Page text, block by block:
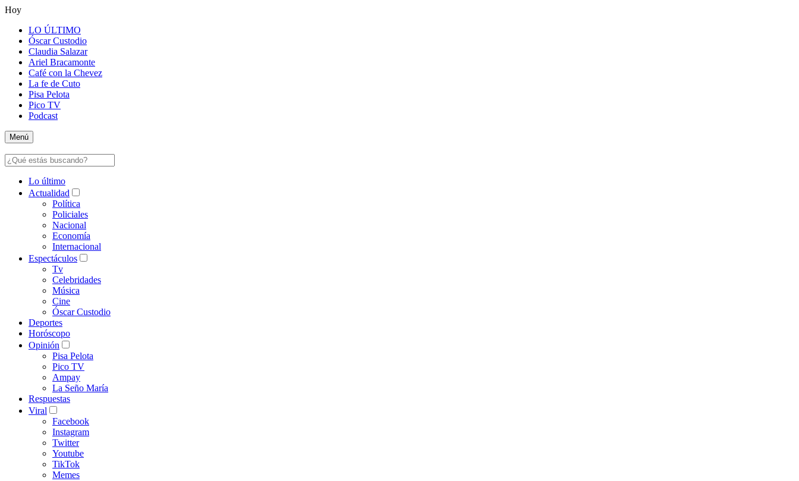
Hoy
LO ÚLTIMO
Óscar Custodio
Claudia Salazar
Ariel Bracamonte
Café con la Chevez
La fe de Cuto
Pisa Pelota
Pico TV
Podcast
Menú
Lo último
Actualidad
Política
Policiales
Nacional
Economía
Internacional
Espectáculos
Tv
Celebridades
Música
Cine
Óscar Custodio
Deportes
Horóscopo
Opinión
Pisa Pelota
Pico TV
Ampay
La Seño María
Respuestas
Viral
Facebook
Instagram
Twitter
Youtube
TikTok
Memes